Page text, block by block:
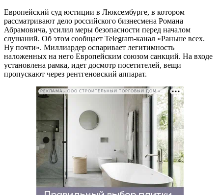
Европейский суд юстиции в Люксембурге, в котором
рассматривают дело российского бизнесмена Романа
Абрамовича, усилил меры безопасности перед началом
слушаний. Об этом сообщает Telegram-канал «Раньше всех.
Ну почти». Миллиардер оспаривает легитимность
наложенных на него Европейским союзом санкций. На входе
установлена рамка, идет досмотр посетителей, вещи
пропускают через рентгеновский аппарат.
РЕКЛАМА • ООО СТРОИТЕЛЬНЫЙ ТОРГОВЫЙ ДОМ «ПЕТРОВИЧ». ИНН: 7802348846